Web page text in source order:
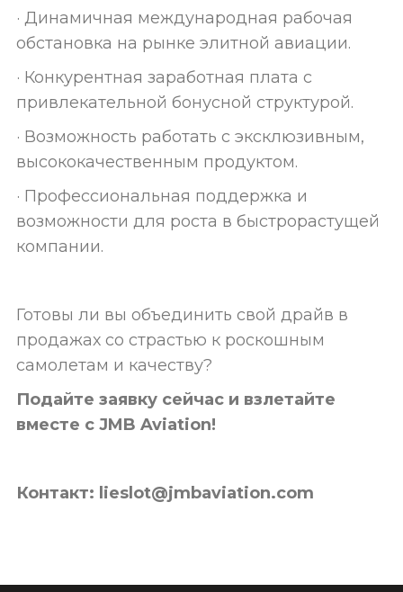
· Динамичная международная рабочая
обстановка на рынке элитной авиации.
· Конкурентная заработная плата с
привлекательной бонусной структурой.
· Возможность работать с эксклюзивным,
высококачественным продуктом.
· Профессиональная поддержка и
возможности для роста в быстрорастущей
компании.
Готовы ли вы объединить свой драйв в
продажах со страстью к роскошным
самолетам и качеству?
Подайте заявку сейчас и взлетайте
вместе с JMB Aviation!
Контакт: lieslot@jmbaviation.com